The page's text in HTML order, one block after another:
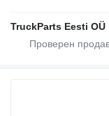
TruckParts Eesti OÜ